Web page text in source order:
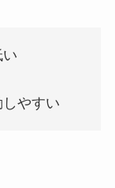
やすい